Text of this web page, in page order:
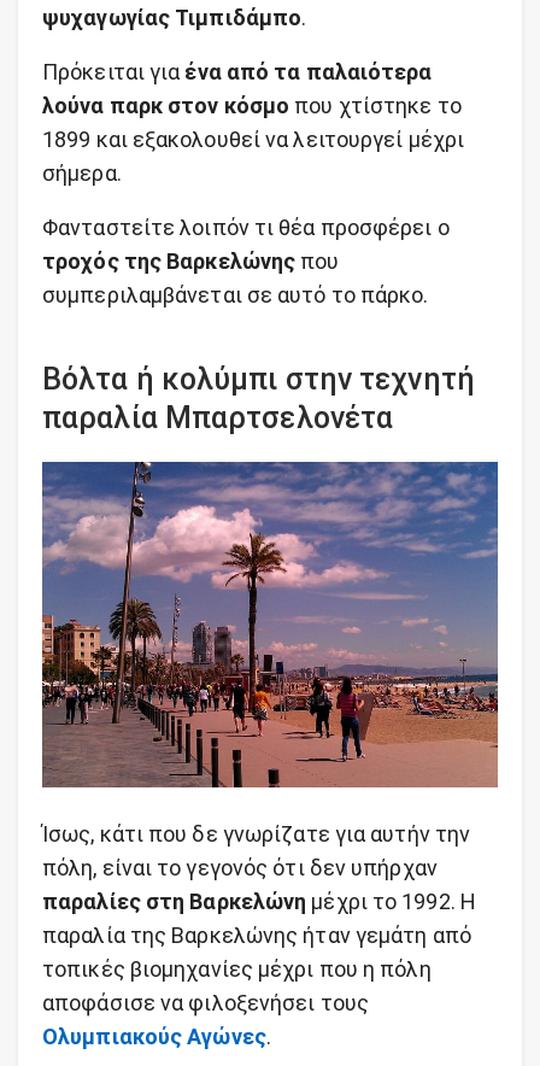
ψυχαγωγίας Τιμπιδάμπο.
Πρόκειται για ένα από τα παλαιότερα
λούνα παρκ στον κόσμο που χτίστηκε το
1899 και εξακολουθεί να λειτουργεί μέχρι
σήμερα.
Φανταστείτε λοιπόν τι θέα προσφέρει ο
τροχός της Βαρκελώνης που
συμπεριλαμβάνεται σε αυτό το πάρκο.
Βόλτα ή κολύμπι στην τεχνητή
παραλία Μπαρτσελονέτα
Ίσως, κάτι που δε γνωρίζατε για αυτήν την
πόλη, είναι το γεγονός ότι δεν υπήρχαν
παραλίες στη Βαρκελώνη μέχρι το 1992. Η
παραλία της Βαρκελώνης ήταν γεμάτη από
τοπικές βιομηχανίες μέχρι που η πόλη
αποφάσισε να φιλοξενήσει τους
Ολυμπιακούς Αγώνες.